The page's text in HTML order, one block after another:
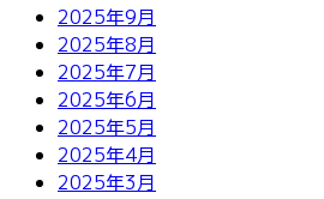
2025年9月
2025年8月
2025年7月
2025年6月
2025年5月
2025年4月
2025年3月